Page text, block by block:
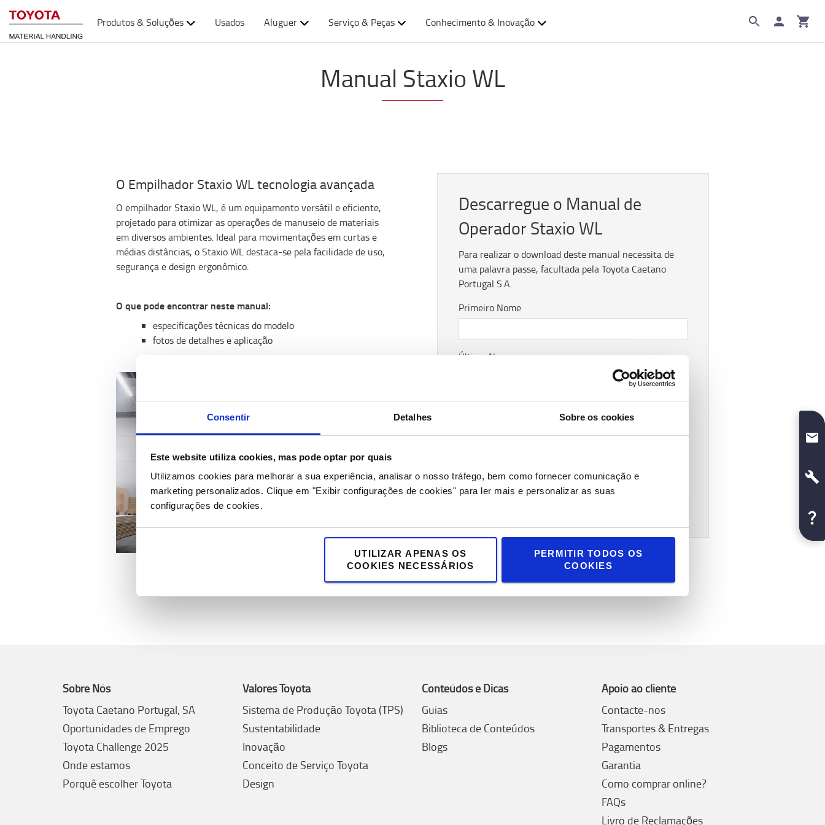
Consentir Detalhes Sobre os cookies
Este website utiliza cookies, mas pode optar por quais
Utilizamos cookies para melhorar a sua experiência, analisar o nosso tráfego, bem como fornecer comunicação e
marketing personalizados. Clique em "Exibir configurações de cookies" para ler mais e personalizar as suas
configurações de cookies.
UTILIZAR APENAS OS
COOKIES NECESSÁRIOS
PERMITIR TODOS OS
COOKIES
Produtos & Soluções Usados Aluguer Serviço & Peças Conhecimento & Inovação
Manual Staxio WL
O Empilhador Staxio WL tecnologia avançada
O empilhador Staxio WL, é um equipamento versátil e eficiente,
projetado para otimizar as operações de manuseio de materiais
em diversos ambientes. Ideal para movimentações em curtas e
médias distâncias, o Staxio WL destaca-se pela facilidade de uso,
segurança e design ergonômico.
O que pode encontrar neste manual:​
especificações técnicas do modelo
fotos de detalhes e aplicação
Descarregue o Manual de
Operador Staxio WL
Para realizar o download deste manual necessita de
uma palavra passe, facultada pela Toyota Caetano
Portugal S.A.
Primeiro Nome
Último Nome
Email
Sobre Nós
Toyota Caetano Portugal, SA
Oportunidades de Emprego
Toyota Challenge 2025
Onde estamos
Porquê escolher Toyota
Valores Toyota
Sistema de Produção Toyota (TPS)
Sustentabilidade
Inovação
Conceito de Serviço Toyota
Design
Conteúdos e Dicas
Guias
Biblioteca de Conteúdos
Blogs
Apoio ao cliente
Contacte-nos
Transportes & Entregas
Pagamentos
Garantia
Como comprar online?
FAQs
Livro de Reclamações